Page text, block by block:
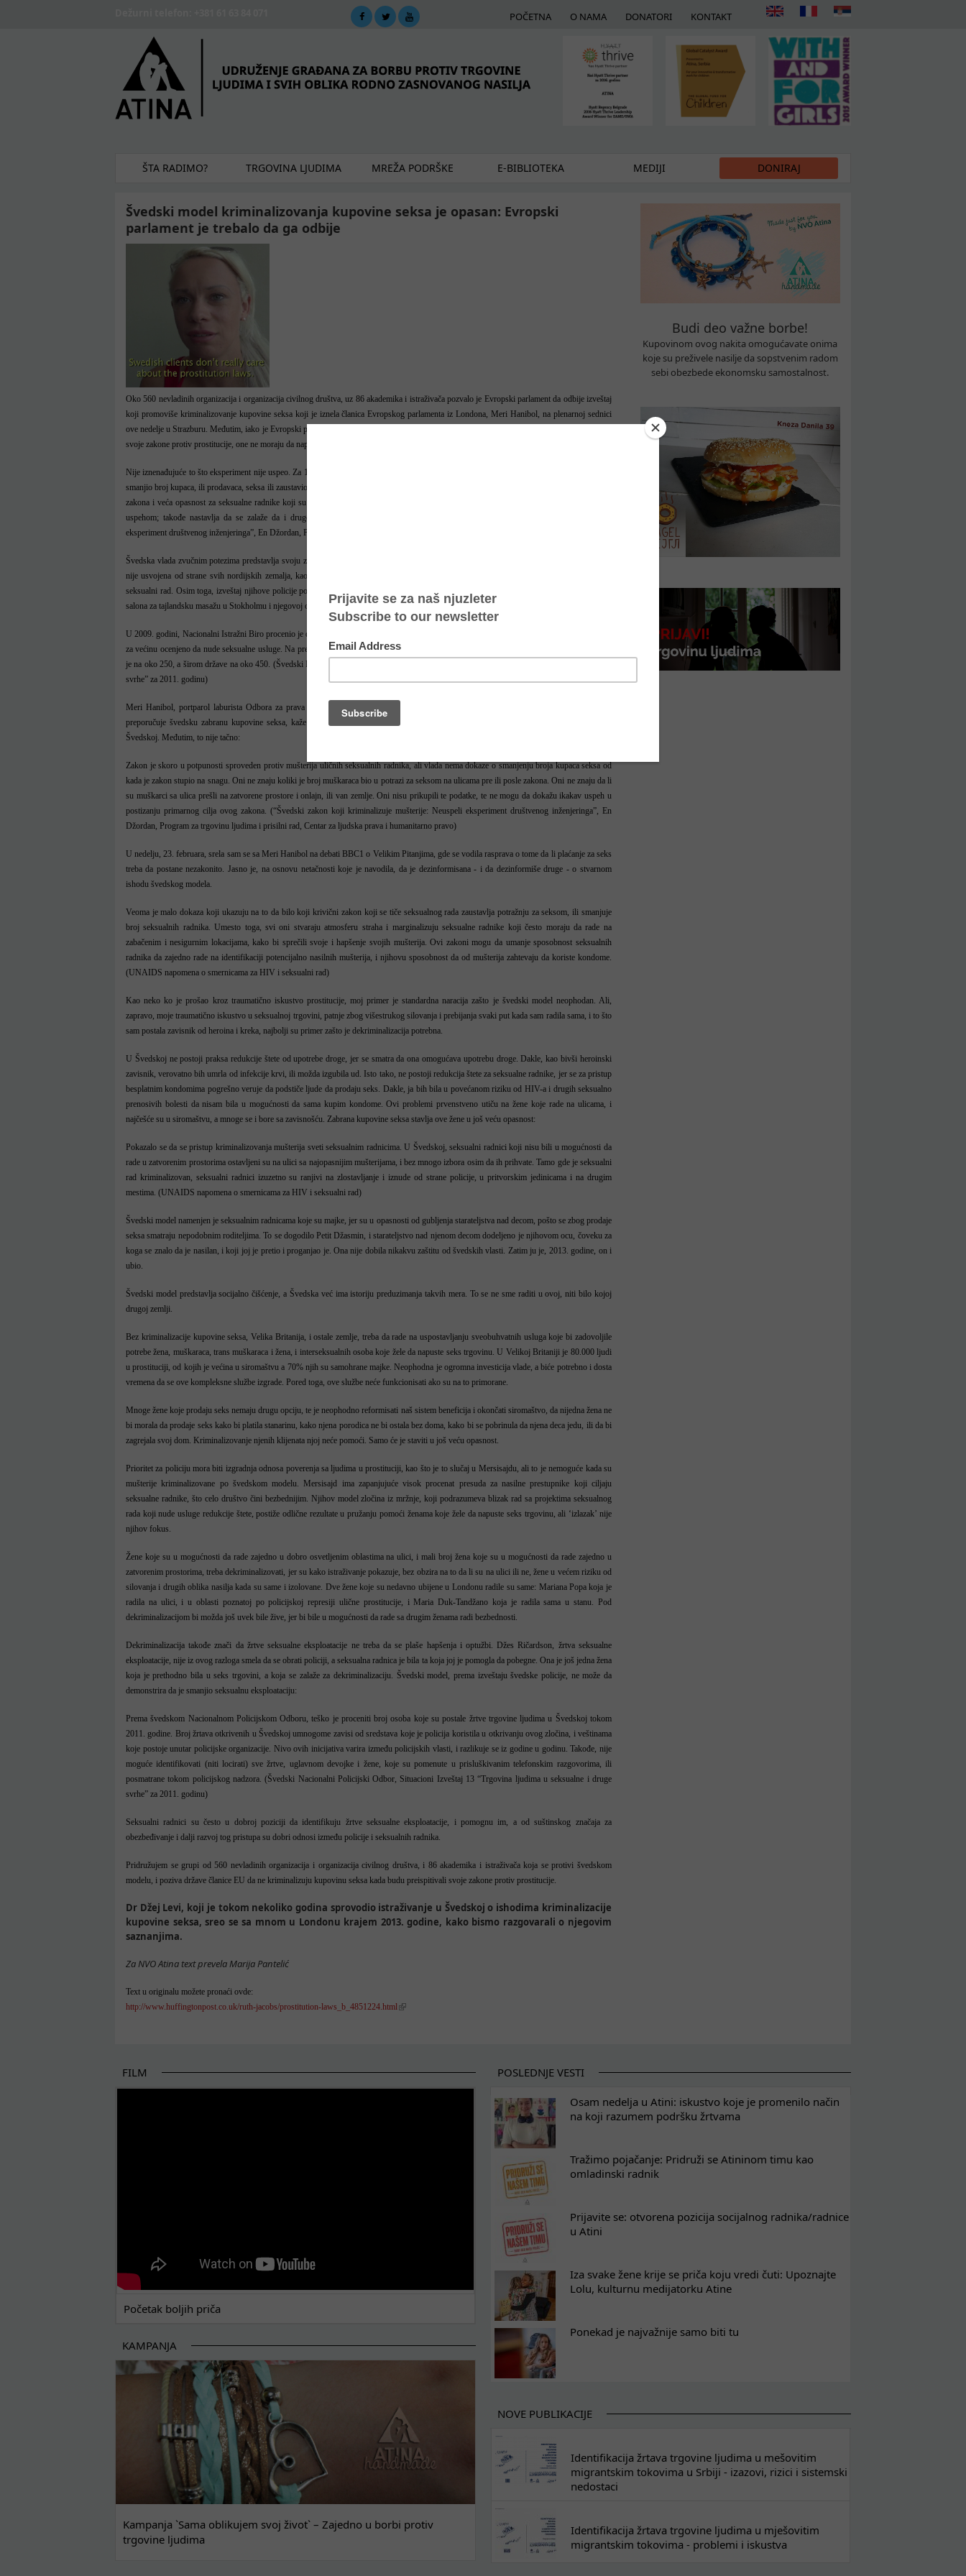
POČETNA O NAMA DONATORI KONTAKT
ŠTA RADIMO? TRGOVINA LJUDIMA MREŽA PODRŠKE E-BIBLIOTEKA MEDIJI DONIRAJ
Švedski model kriminalizovanja kupovine seksa je opasan: Evropski
parlament je trebalo da ga odbije
Oko 560 nevladinih organizacija i organizacija civilnog društva, uz 86 akademika i istraživača pozvalo je Evropski parlament da odbije izveštaj
koji promoviše kriminalizovanje kupovine seksa koji je iznela članica Evropskog parlamenta iz Londona, Meri Hanibol, na plenarnoj sednici
ove nedelje u Strazburu. Međutim, iako je Evropski parlament glasao u korist ovog izveštaja, vršeći pritisak na države članice EU da preispitaju
svoje zakone protiv prostitucije, one ne moraju da naprave istu grešku.
Nije iznenađujuće to što eksperiment nije uspeo. Za 13 godina, otkako je ovaj zakon donesen, švedska vlada nije uspela da dokaže da je zakon
smanjio broj kupaca, ili prodavaca, seksa ili zaustavio trgovinu ljudima. Sve što je uspeo da pokaže svojim naporima su (sporna) javna podrška
zakona i veća opasnost za seksualne radnike koji su na ulici. Uprkos ovom neuspehu, vlada je odabrala da ignoriše dokaze i proglasi zakon
uspehom; takođe nastavlja da se zalaže da i druge zemlje usvoje sličan zakon. (“Švedski zakon koji kriminalizuje mušterije: Neuspeli
eksperiment društvenog inženjeringa”, En Džordan, Program za trgovinu ljudima i prisilni rad, Centar za ljudska prava i humanitarno pravo)
Švedska vlada zvučnim potezima predstavlja svoju zabranu kupovine seksa, poznatu kao ‘švedski model’, ili ponekad ‘nordijski model’ iako
nije usvojena od strane svih nordijskih zemalja, kao uspeh. Međutim, istraživanje ne pokazuje da je ova zabrana smanjila seks trafiking ili
seksualni rad. Osim toga, izveštaj njihove policije pokazuje da je ova zabrana gurnula prostituciju u zatvorene prostore, sa skoro tri puta više
salona za tajlandsku masažu u Stokholmu i njegovoj okolini:
U 2009. godini, Nacionalni Istražni Biro procenio je da postoji oko 90 salona za tajlandsku masažu u Stokholmu i njegovoj okolini, od kojih je
za većinu ocenjeno da nude seksualne usluge. Na prelazu 2011/2012. godine, broj salona za tajlandsku masažu u oblasti Stokholma procenjen
je na oko 250, a širom države na oko 450. (Švedski Nacionalni Policijski Odbor, Situacioni Izveštaj 13 “Trgovina ljudima u seksualne i druge
svrhe” za 2011. godinu)
Meri Hanibol, portparol laburista Odbora za prava žena i ravnopravnost polova u Evropskom parlamentu, koja je napisala izveštaj kojim
preporučuje švedsku zabranu kupovine seksa, kaže da je želela model koji smanjuje prostituciju. Ona tvrdi da se potražnja prepolovila u
Švedskoj. Međutim, to nije tačno:
Zakon je skoro u potpunosti sproveden protiv mušterija uličnih seksualnih radnika, ali vlada nema dokaze o smanjenju broja kupaca seksa od
kada je zakon stupio na snagu. Oni ne znaju koliki je broj muškaraca bio u potrazi za seksom na ulicama pre ili posle zakona. Oni ne znaju da li
su muškarci sa ulica prešli na zatvorene prostore i onlajn, ili van zemlje. Oni nisu prikupili te podatke, te ne mogu da dokažu ikakav uspeh u
postizanju primarnog cilja ovog zakona. (“Švedski zakon koji kriminalizuje mušterije: Neuspeli eksperiment društvenog inženjeringa”, En
Džordan, Program za trgovinu ljudima i prisilni rad, Centar za ljudska prava i humanitarno pravo)
U nedelju, 23. februara, srela sam se sa Meri Hanibol na debati BBC1 o Velikim Pitanjima, gde se vodila rasprava o tome da li plaćanje za seks
treba da postane nezakonito. Jasno je, na osnovu netačnosti koje je navodila, da je dezinformisana - i da dezinformiše druge - o stvarnom
ishodu švedskog modela.
Veoma je malo dokaza koji ukazuju na to da bilo koji krivični zakon koji se tiče seksualnog rada zaustavlja potražnju za seksom, ili smanjuje
broj seksualnih radnika. Umesto toga, svi oni stvaraju atmosferu straha i marginalizuju seksualne radnike koji često moraju da rade na
zabačenim i nesigurnim lokacijama, kako bi sprečili svoje i hapšenje svojih mušterija. Ovi zakoni mogu da umanje sposobnost seksualnih
radnika da zajedno rade na identifikaciji potencijalno nasilnih mušterija, i njihovu sposobnost da od mušterija zahtevaju da koriste kondome.
(UNAIDS napomena o smernicama za HIV i seksualni rad)
Kao neko ko je prošao kroz traumatično iskustvo prostitucije, moj primer je standardna naracija zašto je švedski model neophodan. Ali,
zapravo, moje traumatično iskustvo u seksualnoj trgovini, patnje zbog višestrukog silovanja i prebijanja svaki put kada sam radila sama, i to što
sam postala zavisnik od heroina i kreka, najbolji su primer zašto je dekriminalizacija potrebna.
U Švedskoj ne postoji praksa redukcije štete od upotrebe droge, jer se smatra da ona omogućava upotrebu droge. Dakle, kao bivši heroinski
zavisnik, verovatno bih umrla od infekcije krvi, ili možda izgubila ud. Isto tako, ne postoji redukcija štete za seksualne radnike, jer se za pristup
besplatnim kondomima pogrešno veruje da podstiče ljude da prodaju seks. Dakle, ja bih bila u povećanom riziku od HIV-a i drugih seksualno
prenosivih bolesti da nisam bila u mogućnosti da sama kupim kondome. Ovi problemi prvenstveno utiču na žene koje rade na ulicama, i
najčešće su u siromaštvu, a mnoge se i bore sa zavisnošću. Zabrana kupovine seksa stavlja ove žene u još veću opasnost:
Pokazalo se da se pristup kriminalizovanja mušterija sveti seksualnim radnicima. U Švedskoj, seksualni radnici koji nisu bili u mogućnosti da
rade u zatvorenim prostorima ostavljeni su na ulici sa najopasnijim mušterijama, i bez mnogo izbora osim da ih prihvate. Tamo gde je seksualni
rad kriminalizovan, seksualni radnici izuzetno su ranjivi na zlostavljanje i iznude od strane policije, u pritvorskim jedinicama i na drugim
mestima. (UNAIDS napomena o smernicama za HIV i seksualni rad)
Švedski model namenjen je seksualnim radnicama koje su majke, jer su u opasnosti od gubljenja starateljstva nad decom, pošto se zbog prodaje
seksa smatraju nepodobnim roditeljima. To se dogodilo Petit Džasmin, i starateljstvo nad njenom decom dodeljeno je njihovom ocu, čoveku za
koga se znalo da je nasilan, i koji joj je pretio i proganjao je. Ona nije dobila nikakvu zaštitu od švedskih vlasti. Zatim ju je, 2013. godine, on i
ubio.
Švedski model predstavlja socijalno čišćenje, a Švedska već ima istoriju preduzimanja takvih mera. To se ne sme raditi u ovoj, niti bilo kojoj
drugoj zemlji.
Bez kriminalizacije kupovine seksa, Velika Britanija, i ostale zemlje, treba da rade na uspostavljanju sveobuhvatnih usluga koje bi zadovoljile
potrebe žena, muškaraca, trans muškaraca i žena, i interseksualnih osoba koje žele da napuste seks trgovinu. U Velikoj Britaniji je 80.000 ljudi
u prostituciji, od kojih je većina u siromaštvu a 70% njih su samohrane majke. Neophodna je ogromna investicija vlade, a biće potrebno i dosta
vremena da se ove kompleksne službe izgrade. Pored toga, ove službe neće funkcionisati ako su na to primorane.
Mnoge žene koje prodaju seks nemaju drugu opciju, te je neophodno reformisati naš sistem beneficija i okončati siromaštvo, da nijedna žena ne
bi morala da prodaje seks kako bi platila stanarinu, kako njena porodica ne bi ostala bez doma, kako bi se pobrinula da njena deca jedu, ili da bi
zagrejala svoj dom. Kriminalizovanje njenih klijenata njoj neće pomoći. Samo će je staviti u još veću opasnost.
Prioritet za policiju mora biti izgradnja odnosa poverenja sa ljudima u prostituciji, kao što je to slučaj u Mersisajdu, ali to je nemoguće kada su
mušterije kriminalizovane po švedskom modelu. Mersisajd ima zapanjujuće visok procenat presuda za nasilne prestupnike koji ciljaju
seksualne radnike, što celo društvo čini bezbednijim. Njihov model zločina iz mržnje, koji podrazumeva blizak rad sa projektima seksualnog
rada koji nude usluge redukcije štete, postiže odlične rezultate u pružanju pomoći ženama koje žele da napuste seks trgovinu, ali ‘izlazak’ nije
njihov fokus.
Žene koje su u mogućnosti da rade zajedno u dobro osvetljenim oblastima na ulici, i mali broj žena koje su u mogućnosti da rade zajedno u
zatvorenim prostorima, treba dekriminalizovati, jer su kako istraživanje pokazuje, bez obzira na to da li su na ulici ili ne, žene u većem riziku od
silovanja i drugih oblika nasilja kada su same i izolovane. Dve žene koje su nedavno ubijene u Londonu radile su same: Mariana Popa koja je
radila na ulici, i u oblasti poznatoj po policijskoj represiji ulične prostitucije, i Maria Duk-Tandžano koja je radila sama u stanu. Pod
dekriminalizacijom bi možda još uvek bile žive, jer bi bile u mogućnosti da rade sa drugim ženama radi bezbednosti.
Dekriminalizacija takođe znači da žrtve seksualne eksploatacije ne treba da se plaše hapšenja i optužbi. Džes Ričardson, žrtva seksualne
eksploatacije, nije iz ovog razloga smela da se obrati policiji, a seksualna radnica je bila ta koja joj je pomogla da pobegne. Ona je još jedna žena
koja je prethodno bila u seks trgovini, a koja se zalaže za dekriminalizaciju. Švedski model, prema izveštaju švedske policije, ne može da
demonstrira da je smanjio seksualnu eksploataciju:
Prema švedskom Nacionalnom Policijskom Odboru, teško je proceniti broj osoba koje su postale žrtve trgovine ljudima u Švedskoj tokom
2011. godine. Broj žrtava otkrivenih u Švedskoj umnogome zavisi od sredstava koje je policija koristila u otkrivanju ovog zločina, i veštinama
koje postoje unutar policijske organizacije. Nivo ovih inicijativa varira između policijskih vlasti, i razlikuje se iz godine u godinu. Takođe, nije
moguće identifikovati (niti locirati) sve žrtve, uglavnom devojke i žene, koje su pomenute u prisluškivanim telefonskim razgovorima, ili
posmatrane tokom policijskog nadzora. (Švedski Nacionalni Policijski Odbor, Situacioni Izveštaj 13 “Trgovina ljudima u seksualne i druge
svrhe” za 2011. godinu)
Seksualni radnici su često u dobroj poziciji da identifikuju žrtve seksualne eksploatacije, i pomognu im, a od suštinskog značaja za
obezbeđivanje i dalji razvoj tog pristupa su dobri odnosi između policije i seksualnih radnika.
Pridružujem se grupi od 560 nevladinih organizacija i organizacija civilnog društva, i 86 akademika i istraživača koja se protivi švedskom
modelu, i poziva države članice EU da ne kriminalizuju kupovinu seksa kada budu preispitivali svoje zakone protiv prostitucije.
Dr Džej Levi, koji je tokom nekoliko godina sprovodio istraživanje u Švedskoj o ishodima kriminalizacije
kupovine seksa, sreo se sa mnom u Londonu krajem 2013. godine, kako bismo razgovarali o njegovim
saznanjima.
Za NVO Atina text prevela Marija Pantelić
Text u originalu možete pronaći ovde:
http://www.huffingtonpost.co.uk/ruth-jacobs/prostitution-laws_b_4851224.html
Budi deo važne borbe!
Kupovinom ovog nakita omogućavate onima
koje su preživele nasilje da sopstvenim radom
sebi obezbede ekonomsku samostalnost.
FILM
Početak boljih priča
KAMPANJA
Kampanja `Sama oblikujem svoj život` – Zajedno u borbi protiv
trgovine ljudima
POSLEDNJE VESTI
Osam nedelja u Atini: iskustvo koje je promenilo način
na koji razumem podršku žrtvama
Tražimo pojačanje: Pridruži se Atininom timu kao
omladinski radnik
Prijavite se: otvorena pozicija socijalnog radnika/radnice
u Atini
Iza svake žene krije se priča koju vredi čuti: Upoznajte
Lolu, kulturnu medijatorku Atine
Ponekad je najvažnije samo biti tu
NOVE PUBLIKACIJE
Identifikacija žrtava trgovine ljudima u mešovitim
migrantskim tokovima u Srbiji - izazovi, rizici i sistemski
nedostaci
Identifikacija žrtava trgovine ljudima u mješovitim
migrantskim tokovima - problemi i iskustva